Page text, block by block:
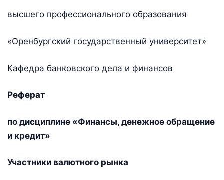
высшего профессионального образования
«Оренбургский государственный университет»
Кафедра банковского дела и финансов
Реферат
по дисциплине «Финансы, денежное обращение
и кредит»
Участники валютного рынка